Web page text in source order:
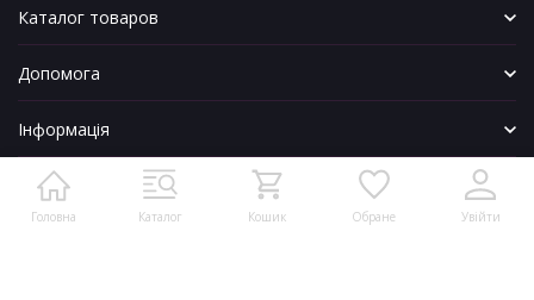
Головна Каталог Кошик Обране Увійти
Каталог товаров
Допомога
Інформація